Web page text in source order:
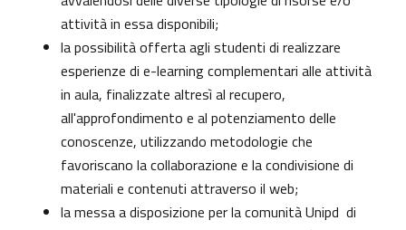
attività in essa disponibili;
la possibilità offerta agli studenti di realizzare
esperienze di e-learning complementari alle attività
in aula, finalizzate altresì al recupero,
all'approfondimento e al potenziamento delle
conoscenze, utilizzando metodologie che
favoriscano la collaborazione e la condivisione di
materiali e contenuti attraverso il web;
la messa a disposizione per la comunità Unipd di